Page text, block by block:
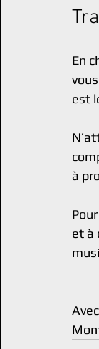
En
est
à
et à